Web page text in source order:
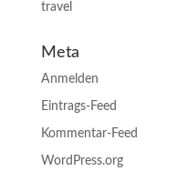
travel
Meta
Anmelden
Eintrags-Feed
Kommentar-Feed
WordPress.org